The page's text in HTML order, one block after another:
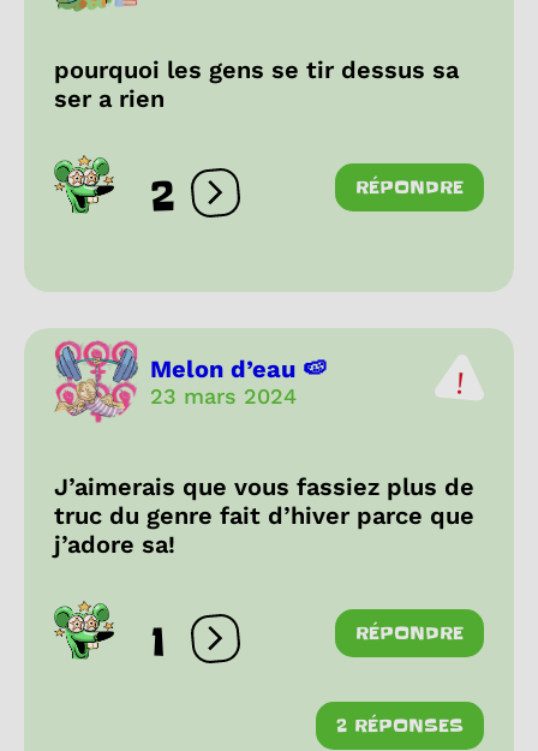
pourquoi les gens se tir dessus sa
ser a rien
2 Ouvrir les réactions
RÉPONDRE
Melon d’eau 🍉
23 mars 2024
J’aimerais que vous fassiez plus de
truc du genre fait d’hiver parce que
j’adore sa!
1 Ouvrir les réactions
RÉPONDRE
2 RÉPONSES